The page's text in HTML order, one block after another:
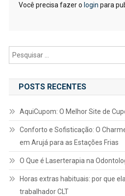
Você precisa fazer o login para
POSTS RECENTES
AquiCupom: O Melhor Site de
Conforto e Sofisticação: O
em Arujá para as Estações Frias
O Que é Laserterapia na
Horas extras habituais: por que
trabalhador CLT